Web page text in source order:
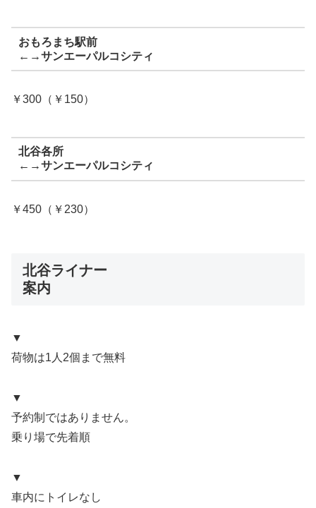
おもろまち駅前
←→サンエーパルコシティ
￥300（￥150）
北谷各所
←→サンエーパルコシティ
￥450（￥230）
北谷ライナー
案内
▼
荷物は1人2個まで無料
▼
予約制ではありません。
乗り場で先着順
▼
車内にトイレなし